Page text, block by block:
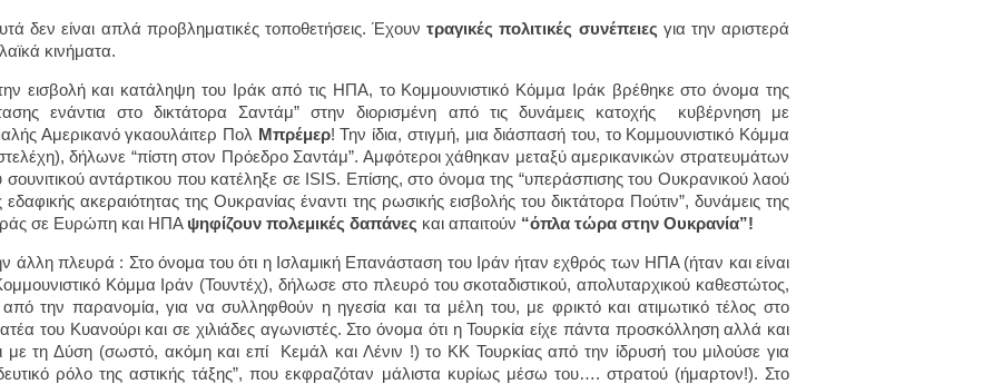
δεν είναι απλά προβληματικές τοποθετήσεις. Έχουντραγικές πολιτικές συνέπειες για την αριστερά
κινήματα.
εισβολή και κατάληψη του Ιράκ από τις ΗΠΑ, το Κομμουνιστικό Κόμμα Ιράκ βρέθηκε στο όνομα της
ενάντια στο δικτάτορα Σαντάμ” στην διορισμένη από τις δυνάμεις κατοχής κυβέρνηση με
Αμερικανό γκαουλάιτερ Πολ Μπρέμερ! Την ίδια, στιγμή, μια διάσπασή του, το Κομμουνιστικό Κόμμα
δήλωνε “πίστη στον Πρόεδρο Σαντάμ”. Αμφότεροι χάθηκαν μεταξύ αμερικανικών στρατευμάτων
σουνιτικού αντάρτικου που κατέληξε σε ISIS. Επίσης, στο όνομα της “υπεράσπισης του Ουκρανικού λαού
εδαφικής ακεραιότητας της Ουκρανίας έναντι της ρωσικής εισβολής του δικτάτορα Πούτιν”, δυνάμεις της
σε Ευρώπη και ΗΠΑ ψηφίζουν πολεμικές δαπάνες και απαιτούν “όπλα τώρα στην Ουκρανία”!
άλλη πλευρά : Στο όνομα του ότι η Ισλαμική Επανάσταση του Ιράν ήταν εχθρός των ΗΠΑ (ήταν και είναι
Κόμμα Ιράν (Τουντέχ), δήλωσε στο πλευρό του σκοταδιστικού, απολυταρχικού καθεστώτος,
την παρανομία, για να συλληφθούν η ηγεσία και τα μέλη του, με φρικτό και ατιμωτικό τέλος στο
του Κυανούρι και σε χιλιάδες αγωνιστές. Στο όνομα ότι η Τουρκία είχε πάντα προσκόλληση αλλά και
με τη Δύση (σωστό, ακόμη και επί Κεμάλ και Λένιν !) το ΚΚ Τουρκίας από την ίδρυσή του μιλούσε για
ρόλο της αστικής τάξης”, που εκφραζόταν μάλιστα κυρίως μέσω του…. στρατού (ήμαρτον!). Στο